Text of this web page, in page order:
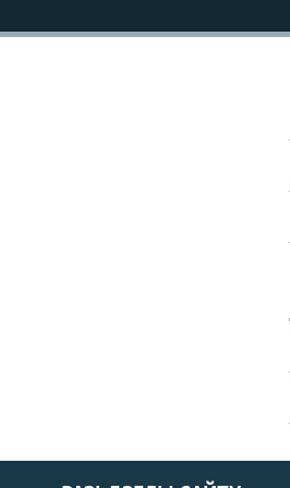
КАЛЯНДАР
НА ХВАЛЯХ СВАБОДЫ